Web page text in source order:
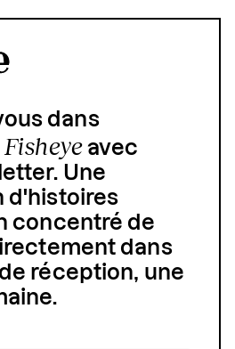
dans
Fisheyeavec
Une
d'histoires
concentré de
dans
réception, une